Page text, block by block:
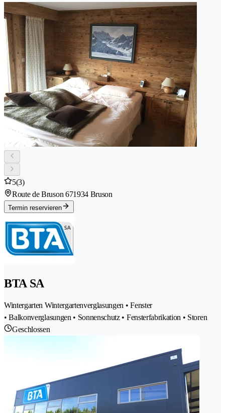
5(3)
Route de Bruson 671934 Bruson
Termin reservieren
BTA SA
Wintergarten Wintergartenverglasungen • Fenster
• Balkonverglasungen • Sonnenschutz • Fensterfabrikation • Storen
Geschlossen